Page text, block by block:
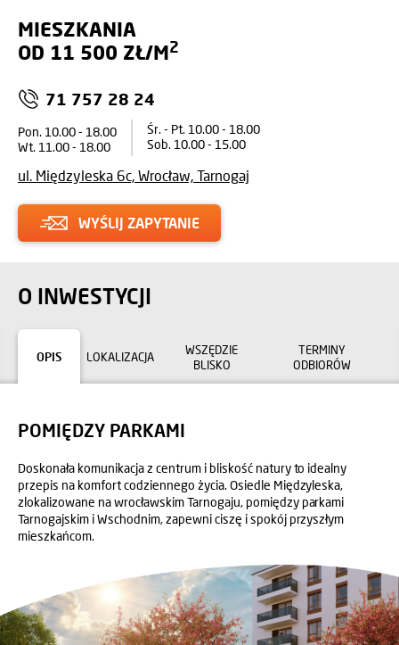
MIESZKANIA
OD 11 500 ZŁ/M2
71 757 28 24
Pon. 10.00 - 18.00
Wt. 11.00 - 18.00
Śr. - Pt. 10.00 - 18.00
Sob. 10.00 - 15.00
ul. Międzyleska 6c, Wrocław, Tarnogaj
WYŚLIJ ZAPYTANIE
O INWESTYCJI
OPIS LOKALIZACJA
WSZĘDZIE
BLISKO
TERMINY
ODBIORÓW
POMIĘDZY PARKAMI
Doskonała komunikacja z centrum i bliskość natury to idealny
przepis na komfort codziennego życia. Osiedle Międzyleska,
zlokalizowane na wrocławskim Tarnogaju, pomiędzy parkami
Tarnogajskim i Wschodnim, zapewni ciszę i spokój przyszłym
mieszkańcom.